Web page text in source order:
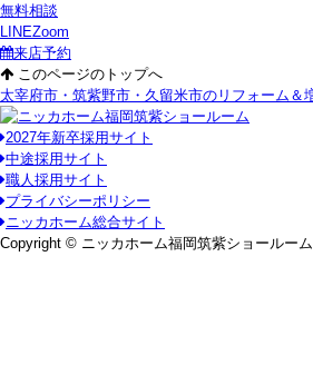
無料相談
LINEZoom
来店予約
このページのトップへ
太宰府市・筑紫野市・久留米市のリフォーム＆
2027年新卒採用サイト
中途採用サイト
職人採用サイト
プライバシーポリシー
ニッカホーム総合サイト
Copyright © ニッカホーム福岡筑紫ショールー